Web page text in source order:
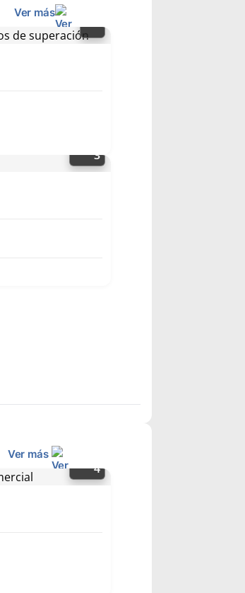
Ver más
3
Ver más
4